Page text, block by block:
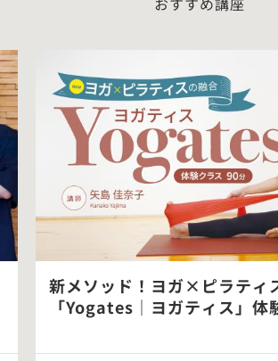
新メソッド！ヨガ×ピラティ
「Yogates｜ヨガティス」